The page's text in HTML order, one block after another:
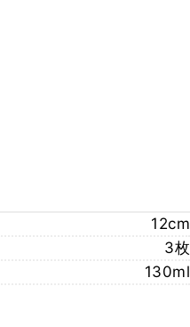
12cm
3枚
130ml